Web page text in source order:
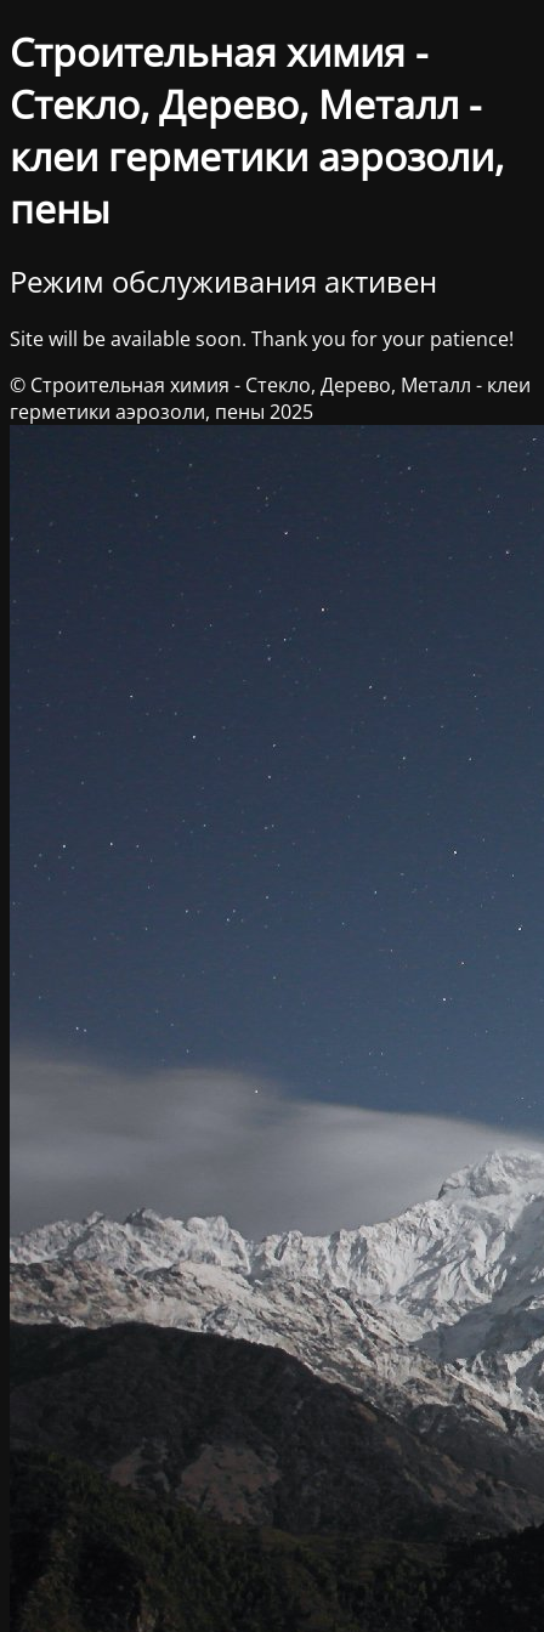
Строительная химия -
Стекло, Дерево, Металл -
клеи герметики аэрозоли,
пены
Режим обслуживания активен
Site will be available soon. Thank you for your patience!
© Строительная химия - Стекло, Дерево, Металл - клеи
герметики аэрозоли, пены 2025